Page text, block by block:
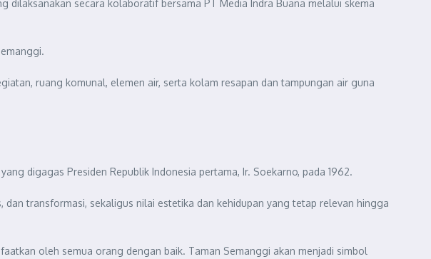
dilaksanakan secara kolaboratif bersama PT Media Indra Buana melalui skema
ruang komunal, elemen air, serta kolam resapan dan tampungan air guna
digagas Presiden Republik Indonesia pertama, Ir. Soekarno, pada 1962.
transformasi, sekaligus nilai estetika dan kehidupan yang tetap relevan hingga
oleh semua orang dengan baik. Taman Semanggi akan menjadi simbol